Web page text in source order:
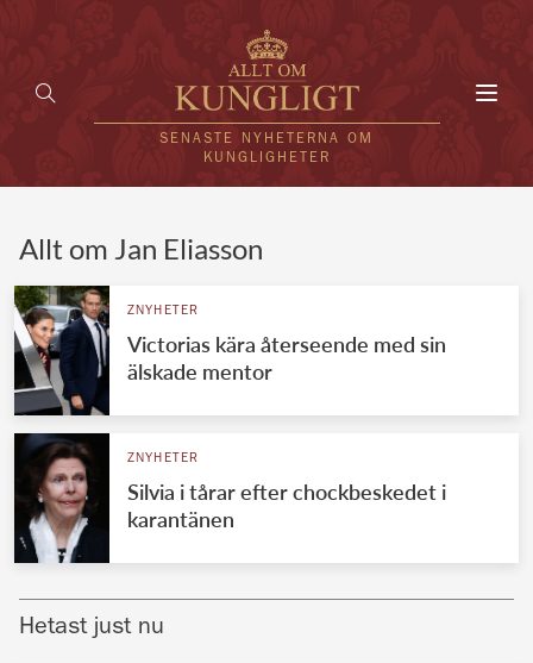
SENASTE NYHETERNA OM
KUNGLIGHETER
UTLÄNDSKT
VÄRLDENS KUNGAHUS
Svenska kungahuset
Brittiska kungahuset
Allt om Jan Eliasson
ZNYHETER
Victorias kära återseende med sin
älskade mentor
ZNYHETER
Silvia i tårar efter chockbeskedet i
karantänen
Hetast just nu